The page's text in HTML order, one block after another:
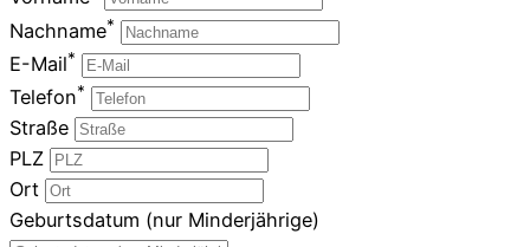
Nachname*
E-Mail*
Telefon*
Straße
PLZ
Ort
Geburtsdatum (nur Minderjährige)